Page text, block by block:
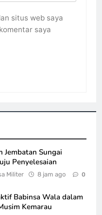
situs web saya
saya
Jembatan Sungai
Penyelesaian
Militer 8 jam ago 0
Babinsa Wala dalam
Kemarau